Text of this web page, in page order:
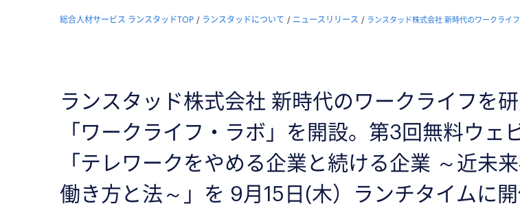
総合人材サービス ランスタッドTOP ランスタッドについて ニュースリリース ランスタッド株式会社 新時代のワークライ
ランスタッド株式会社 新時代のワークライフを
「ワークライフ・ラボ」を開設。第3回無料ウェ
「テレワークをやめる企業と続ける企業 ～近未
働き方と法～」を 9月15日(木）ランチタイムに開